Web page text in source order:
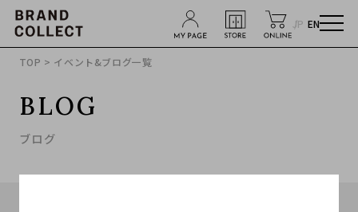
JP EN
TOP > イベント&ブログ一覧
BLOG
ブログ